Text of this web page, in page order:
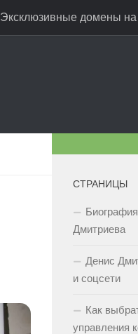
Эксклюзивные домены
СТРАНИЦЫ
Дмитриева
Денис
и соцсети
Как
управления